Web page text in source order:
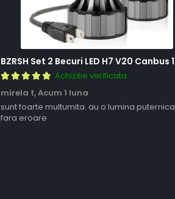
Achizitie verificata
mirela t,Acum 1 luna
sunt foarte multumita. au o lumina puternica
fara eroare